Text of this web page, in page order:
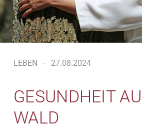
Symbolbild
LEBEN – 27.08.2024
GESUNDHEIT
WALD